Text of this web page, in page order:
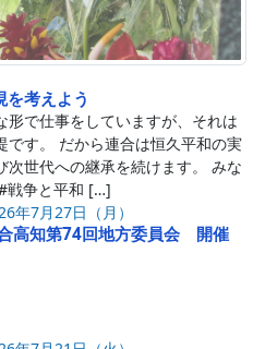
考えよう
で仕事をしていますが、それは
です。 だから連合は恒久平和の実
世代への継承を続けます。 みな
戦争と平和 […]
年7月27日（月）
高知第74回地方委員会 開催